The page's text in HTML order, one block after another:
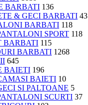
BARBATI 136
& GECI BARBATI 43
BARBATI 118
SPORT 118
BARBATI 115
BARBATI 1268
645
BAIETI 196
BAIETI 10
SI PALTOANE 5
SCURTI 37